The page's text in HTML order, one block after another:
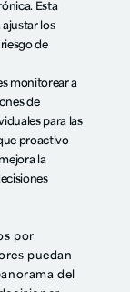
Esta
los
de
monitorear a
de
para las
proactivo
la
por
puedan
del